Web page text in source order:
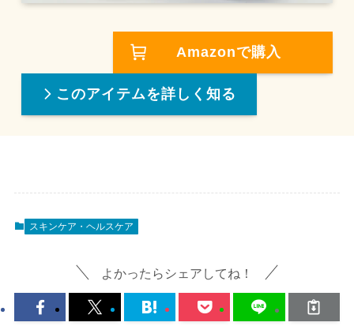
Amazonで購入
このアイテムを詳しく知る
スキンケア・ヘルスケア
よかったらシェアしてね！